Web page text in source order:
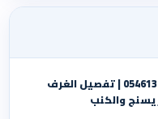
تفصيل أبواب بمكة 0546138860 | تفصيل الغرف
والكنب